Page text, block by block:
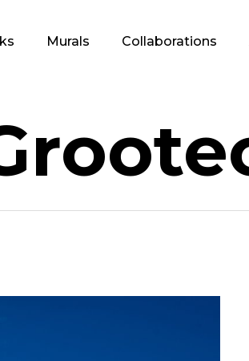
Murals Collaborations